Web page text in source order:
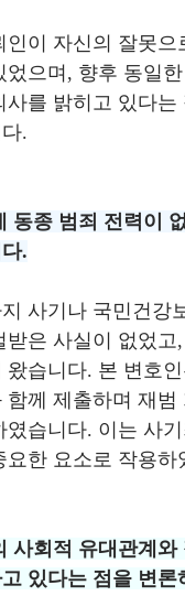
인이 자신의 잘못으
었으며, 향후 동일
사를 밝히고 있다는
.
동종 범죄 전력이
.
사기나 국민건강
받은 사실이 없었고
왔습니다. 본 변호
함께 제출하며 재범
였습니다. 이는 사
요한 요소로 작용하
사회적 유대관계와
있다는 점을 변론